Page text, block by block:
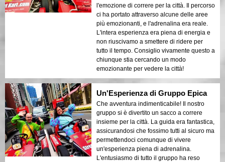
l'emozione di correre per la città. Il percorso
ci ha portato attraverso alcune delle aree
più emozionanti, e l'adrenalina era reale.
L'intera esperienza era piena di energia e
non riuscivamo a smettere di ridere per
tutto il tempo. Consiglio vivamente questo a
chiunque stia cercando un modo
emozionante per vedere la città!
Un'Esperienza di Gruppo Epica
Che avventura indimenticabile! Il nostro
gruppo si è divertito un sacco a correre
insieme per la città. La guida era fantastica,
assicurandosi che fossimo tutti al sicuro ma
permettendoci comunque di vivere
un'esperienza piena di adrenalina.
L'entusiasmo di tutto il gruppo ha reso